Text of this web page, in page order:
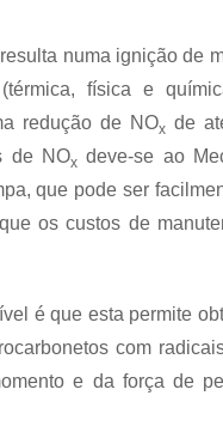
numa ignição
física e
redução de NOxde
de NOx deve-se ao
que pode ser
os custos de
é que esta permite
com
e da força de